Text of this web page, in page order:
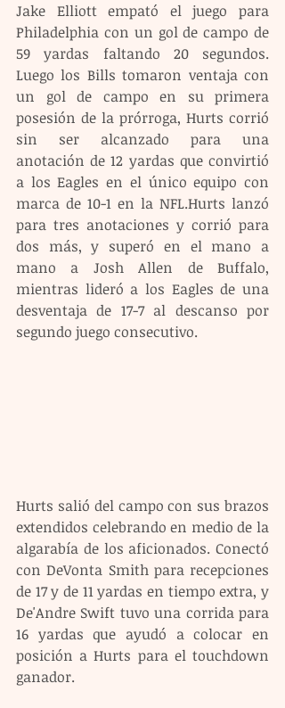
Jake Elliott empató el juego para
Philadelphia con un gol de campo de
59 yardas faltando 20 segundos.
Luego los Bills tomaron ventaja con
un gol de campo en su primera
posesión de la prórroga, Hurts corrió
sin ser alcanzado para una
anotación de 12 yardas que convirtió
a los Eagles en el único equipo con
marca de 10-1 en la NFL.Hurts lanzó
para tres anotaciones y corrió para
dos más, y superó en el mano a
mano a Josh Allen de Buffalo,
mientras lideró a los Eagles de una
desventaja de 17-7 al descanso por
segundo juego consecutivo.
Hurts salió del campo con sus brazos
extendidos celebrando en medio de la
algarabía de los aficionados. Conectó
con DeVonta Smith para recepciones
de 17 y de 11 yardas en tiempo extra, y
De'Andre Swift tuvo una corrida para
16 yardas que ayudó a colocar en
posición a Hurts para el touchdown
ganador.